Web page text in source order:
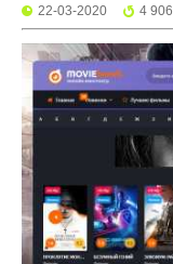
22-03-2020 4 906